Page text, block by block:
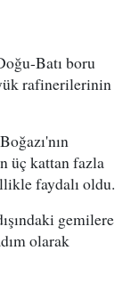
Batı boru
rafinerilerinin
üç kattan fazla
faydalı oldu.
gemilere
olarak